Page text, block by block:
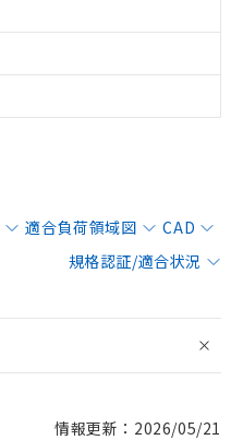
適合負荷領域図
CAD
規格認証/適合状況
情報更新：2026/05/21